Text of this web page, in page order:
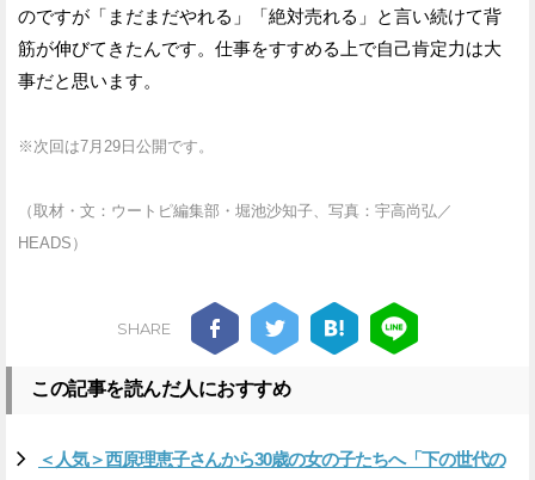
のですが「まだまだやれる」「絶対売れる」と言い続けて背
筋が伸びてきたんです。仕事をすすめる上で自己肯定力は大
事だと思います。
※次回は7月29日公開です。
（取材・文：ウートピ編集部・堀池沙知子、写真：宇高尚弘／
HEADS）
SHARE
この記事を読んだ人におすすめ
＜人気＞西原理恵子さんから30歳の女の子たちへ「下の世代の